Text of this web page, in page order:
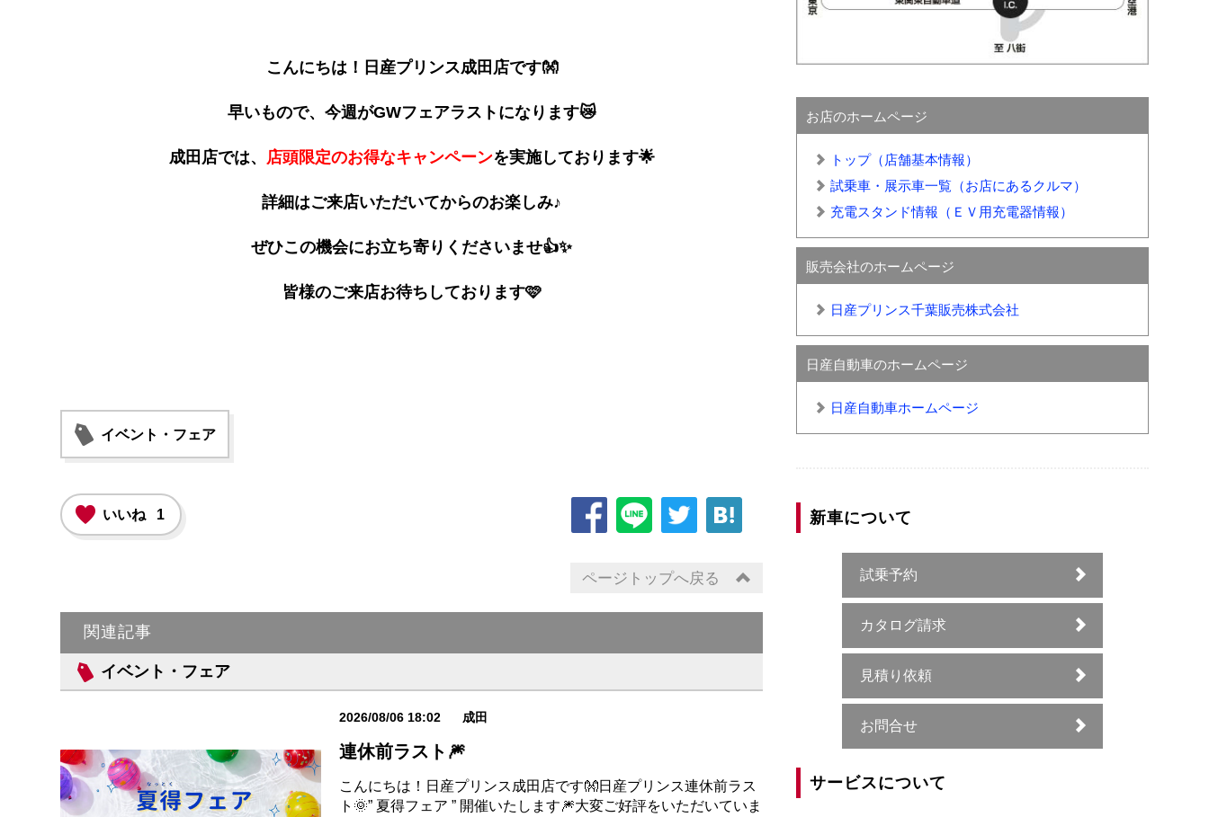
こんにちは！日産プリンス成田店です👐
早いもので、今週がGWフェアラストになります😿
成田店では、 店頭限定のお得なキャンペーンを実施しております🌟
詳細はご来店いただいてからのお楽しみ♪
ぜひこの機会にお立ち寄りくださいませ👍✨
皆様のご来店お待ちしております🩷
イベント・フェア
いいね 1
ページトップへ戻る
関連記事
イベント・フェア
2026/08/06 18:02 成田
連休前ラスト🎆
こんにちは！日産プリンス成田店です👐日産プリンス連休前ラス
ト🌞” 夏得フェア ” 開催いたします🎆大変ご好評をいただいていま
お店のホームページ
トップ（店舗基本情報）
試乗車・展示車一覧（お店にあるクルマ）
充電スタンド情報（ＥＶ用充電器情報）
販売会社のホームページ
日産プリンス千葉販売株式会社
日産自動車のホームページ
日産自動車ホームページ
新車について
試乗予約
カタログ請求
見積り依頼
お問合せ
サービスについて